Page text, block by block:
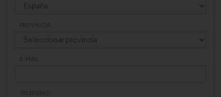
PROVINCIA
E-MAIL
TELÉFONO